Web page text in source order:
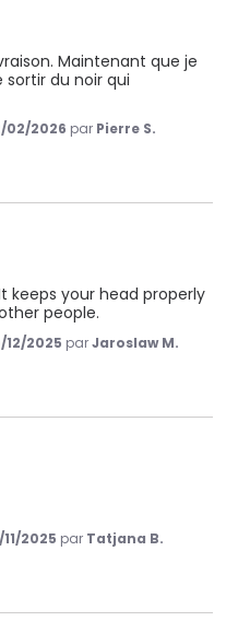
Maintenant que je
du noir qui
02/2026 par Pierre S.
keeps your head properly
people.
12/2025 parJaroslaw M.
2025 par Tatjana B.